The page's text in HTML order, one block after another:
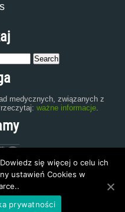
medycznych, związanych z
ważne informacje.
| All Rights Reserved.
się więcej o celu ich
ustawień Cookies w
prywatności